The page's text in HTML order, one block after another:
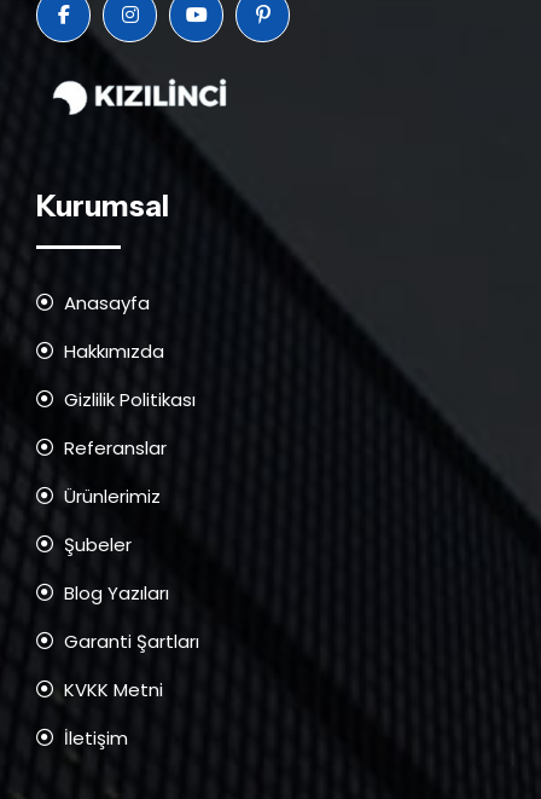
Kurumsal
Anasayfa
Hakkımızda
Gizlilik Politikası
Referanslar
Ürünlerimiz
Şubeler
Blog Yazıları
Garanti Şartları
KVKK Metni
İletişim